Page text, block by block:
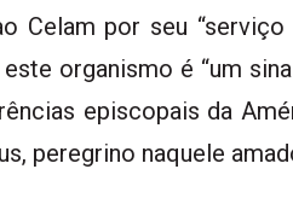
Celam por seu
organismo é “um
episcopais da
peregrino naquele